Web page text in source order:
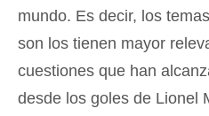
mundo. Es decir, los
son los tienen mayor
cuestiones que han
desde los goles de Lionel